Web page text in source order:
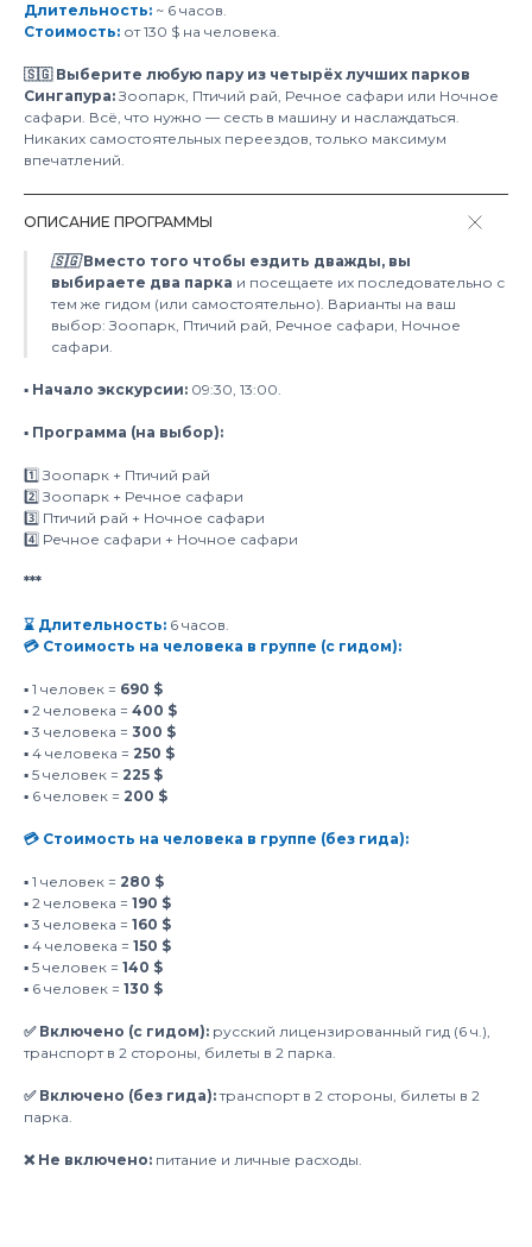
Длительность: ~ 6 часов.
Стоимость: от 130 $ на человека.
🇸🇬 Выберите любую пару из четырёх лучших парков
Сингапура:Зоопарк, Птичий рай, Речное сафари или Ночное
сафари. Всё, что нужно — сесть в машину и наслаждаться.
Никаких самостоятельных переездов, только максимум
впечатлений.
ОПИСАНИЕ ПРОГРАММЫ
🇸🇬 Вместо того чтобы ездить дважды, вы
выбираете два парка и посещаете их последовательно с
тем же гидом (или самостоятельно). Варианты на ваш
выбор: Зоопарк, Птичий рай, Речное сафари, Ночное
сафари.
▪️ Начало экскурсии: 09:30, 13:00.
▪️ Программа (на выбор):
1️⃣ Зоопарк + Птичий рай
2️⃣ Зоопарк + Речное сафари
3️⃣ Птичий рай + Ночное сафари
4️⃣ Речное сафари + Ночное сафари
***
⌛️ Длительность: 6 часов.
💳 Стоимость на человека в группе (с гидом):
▪️ 1 человек = 690 $
▪️ 2 человека = 400 $
▪️ 3 человека = 300 $
▪️ 4 человека = 250 $
▪️ 5 человек = 225 $
▪️ 6 человек = 200 $
💳 Стоимость на человека в группе (без гида):
▪️ 1 человек = 280 $
▪️ 2 человека = 190 $
▪️ 3 человека = 160 $
▪️ 4 человека = 150 $
▪️ 5 человек = 140 $
▪️ 6 человек = 130 $
✅ Включено (с гидом): русский лицензированный гид (6 ч.),
транспорт в 2 стороны, билеты в 2 парка.
✅ Включено (без гида):транспорт в 2 стороны, билеты в 2
парка.
❌ Не включено: питание и личные расходы.